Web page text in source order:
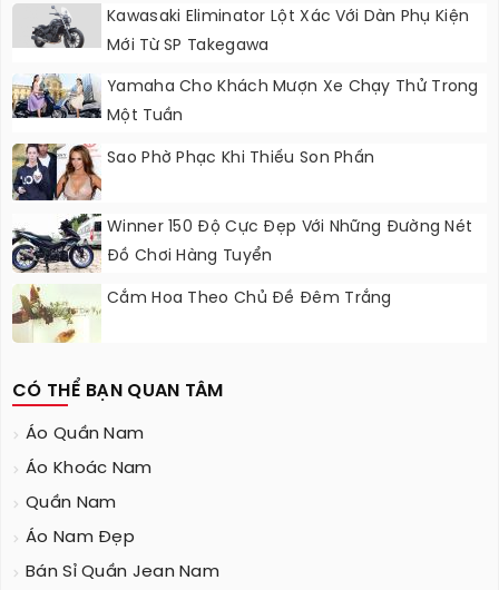
Kawasaki Eliminator Lột Xác Với Dàn Phụ Kiện
Mới Từ SP Takegawa
Yamaha Cho Khách Mượn Xe Chạy Thử Trong
Một Tuần
Sao Phờ Phạc Khi Thiếu Son Phấn
Winner 150 Độ Cực Đẹp Với Những Đường Nét
Đồ Chơi Hàng Tuyển
Cắm Hoa Theo Chủ Đề Đêm Trắng
CÓ THỂ BẠN QUAN TÂM
Áo Quần Nam
Áo Khoác Nam
Quần Nam
Áo Nam Đẹp
Bán Sỉ Quần Jean Nam